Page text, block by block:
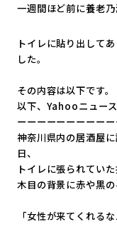
一週間ほど前に養老
トイレに貼り出して
した。
その内容は以下です。
以下、Yahooニュー
ーーーーーーーーー
神奈川県内の居酒屋
日、
トイレに張られてい
木目の背景に赤や黒の
「女性が来てくれる